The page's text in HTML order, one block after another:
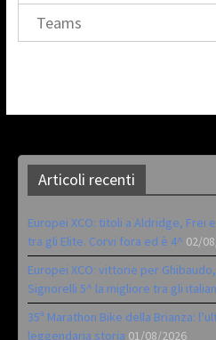
Teams
Articoli recenti
Europei XCO: titoli a Aldridge, Frei
tra gli Elite. Corvi fora ed è 4^ 02/
Europei XCO: vittorie per
Signorelli 5^ la migliore tra gli
35ª Marathon Bike della Brianza:
leggendaria storia 01/08/2026